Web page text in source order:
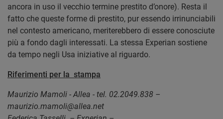
ancora in uso il vecchio termine prestito d’onore). Resta il
fatto che queste forme di prestito, pur essendo irrinunciabili
nel contesto americano, meriterebbero di essere conosciute
più a fondo dagli interessati. La stessa Experian sostiene
da tempo negli Usa iniziative al riguardo.
Riferimenti per la stampa
Maurizio Mamoli - Allea - tel. 02.2049.838 –
maurizio.mamoli@allea.net